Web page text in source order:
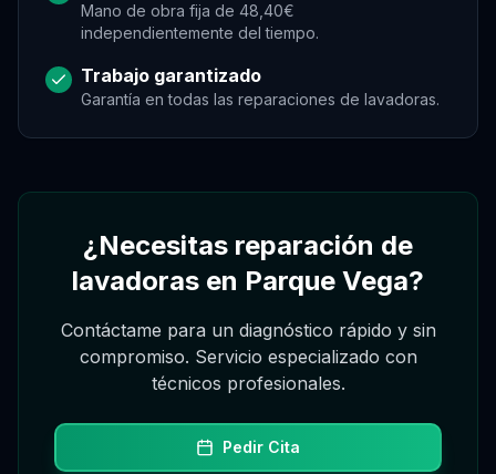
Mano de obra fija de 48,40€
independientemente del tiempo.
Trabajo garantizado
Garantía en todas las reparaciones de lavadoras.
¿Necesitas reparación de
lavadoras en Parque Vega?
Contáctame para un diagnóstico rápido y sin
compromiso. Servicio especializado con
técnicos profesionales.
Pedir Cita
Asistente Virtual
Asistente
pedir, reagendar o cancelar citas desde este
chat, consultando la agenda real.